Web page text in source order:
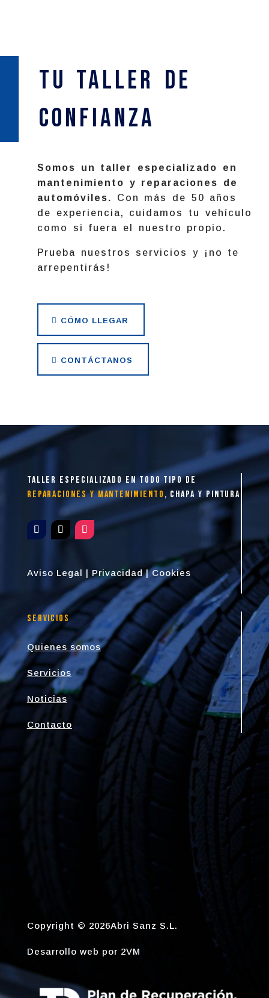
Tu Taller de
confianza
Somos un taller especializado en
mantenimiento y reparaciones de
automóviles. Con más de 50 años
de experiencia, cuidamos tu vehículo
como si fuera el nuestro propio.
Prueba nuestros servicios y ¡no te
arrepentirás!
CÓMO LLEGAR
CONTÁCTANOS
taller especializado en todo tipo de
reparaciones y mantenimiento , chapa y pintura
Aviso Legal | Privacidad|Cookies
Servicios
Quienes somos
Servicios
Noticias
Contacto
Copyright © 2026Abri Sanz S.L.
Desarrollo web por 2VM